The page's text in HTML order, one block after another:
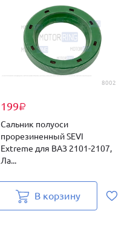
8002
199₽
Сальник полуоси
прорезиненный SEVI
Extreme для ВАЗ 2101-2107,
Ла...
В корзину